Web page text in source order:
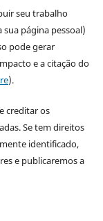
seu trabalho
página pessoal)
pode gerar
e a citação do
).
creditar os
Se tem direitos
identificado,
e publicaremos a